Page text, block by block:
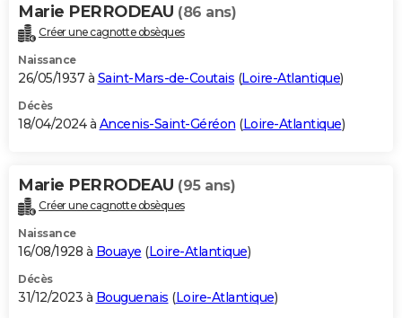
Marie PERRODEAU (86 ans)
Créer une cagnotte obsèques
Naissance
26/05/1937 à Saint-Mars-de-Coutais (Loire-Atlantique)
Décès
18/04/2024 à Ancenis-Saint-Géréon (Loire-Atlantique)
Marie PERRODEAU (95 ans)
Créer une cagnotte obsèques
Naissance
16/08/1928 à Bouaye (Loire-Atlantique)
Décès
31/12/2023 à Bouguenais (Loire-Atlantique)